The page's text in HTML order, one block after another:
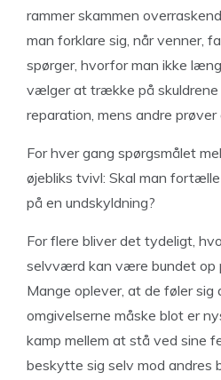
rammer skammen
man forklare sig, når venner,
spørger, hvorfor man ikke
vælger at trække på skuldrene
reparation, mens andre
For hver gang spørgsmålet
øjebliks tvivl: Skal man
på en undskyldning?
For flere bliver det tydeligt,
selvværd kan være bundet op
Mange oplever, at de føler sig
omgivelserne måske blot er
kamp mellem at stå ved sine
beskytte sig selv mod andres